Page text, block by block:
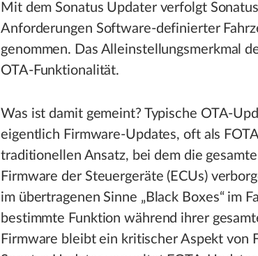
Mit dem Sonatus Updater verfolgt
Anforderungen Software-definierter
genommen. Das Alleinstellungsmerkmal
OTA-Funktionalität.
Was ist damit gemeint? Typische OTA-
eigentlich Firmware-Updates, oft als
traditionellen Ansatz, bei dem die
Firmware der Steuergeräte (ECUs)
im übertragenen Sinne „Black Boxes“ im
bestimmte Funktion während ihrer
Firmware bleibt ein kritischer Aspekt von